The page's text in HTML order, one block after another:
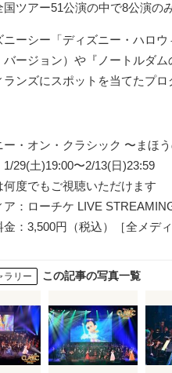
国ツアー51公演の中で8公演の
ーシー「ディズニー・ハロ
バージョン）や『ノートルダ
ンズにスポットを当てたプロ
ー・オン・クラシック 〜まほ
29(土)19:00〜2/13(日)23:59
度でもご視聴いただけます
ア：ローチケ LIVE
：3,500円（税込）［全メディ
ラリー この記事の写真一覧